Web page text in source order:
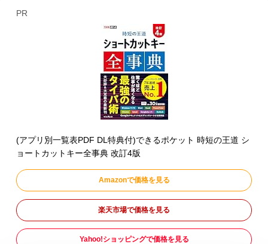
PR
(アプリ別一覧表PDF DL特典付)できるポケット 時短の王道 シ
ョートカットキー全事典 改訂4版
Amazonで価格を見る
楽天市場で価格を見る
Yahoo!ショッピングで価格を見る